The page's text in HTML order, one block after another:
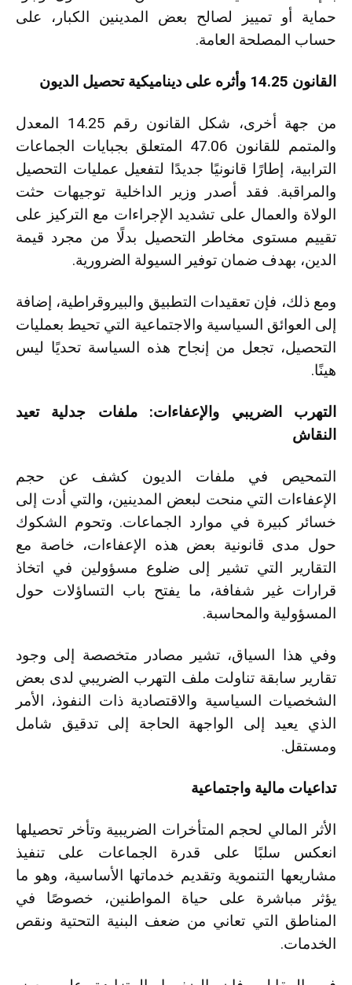
حماية أو تمييز لصالح بعض المدينين الكبار، على
حساب المصلحة العامة.
القانون 14.25 وأثره على ديناميكية تحصيل الديون
من جهة أخرى، شكل القانون رقم 14.25 المعدل
والمتمم للقانون 47.06 المتعلق بجبايات الجماعات
الترابية، إطارًا قانونيًا جديدًا لتفعيل عمليات التحصيل
والمراقبة. فقد أصدر وزير الداخلية توجيهات حثت
الولاة والعمال على تشديد الإجراءات مع التركيز على
تقييم مستوى مخاطر التحصيل بدلًا من مجرد قيمة
الدين، بهدف ضمان توفير السيولة الضرورية.
ومع ذلك، فإن تعقيدات التطبيق والبيروقراطية، إضافة
إلى العوائق السياسية والاجتماعية التي تحيط بعمليات
التحصيل، تجعل من إنجاح هذه السياسة تحديًا ليس
هينًا.
التهرب الضريبي والإعفاءات: ملفات جدلية تعيد
النقاش
التمحيص في ملفات الديون كشف عن حجم
الإعفاءات التي منحت لبعض المدينين، والتي أدت إلى
خسائر كبيرة في موارد الجماعات. وتحوم الشكوك
حول مدى قانونية بعض هذه الإعفاءات، خاصة مع
التقارير التي تشير إلى ضلوع مسؤولين في اتخاذ
قرارات غير شفافة، ما يفتح باب التساؤلات حول
المسؤولية والمحاسبة.
وفي هذا السياق، تشير مصادر متخصصة إلى وجود
تقارير سابقة تناولت ملف التهرب الضريبي لدى بعض
الشخصيات السياسية والاقتصادية ذات النفوذ، الأمر
الذي يعيد إلى الواجهة الحاجة إلى تدقيق شامل
ومستقل.
تداعيات مالية واجتماعية
الأثر المالي لحجم المتأخرات الضريبية وتأخر تحصيلها
انعكس سلبًا على قدرة الجماعات على تنفيذ
مشاريعها التنموية وتقديم خدماتها الأساسية، وهو ما
يؤثر مباشرة على حياة المواطنين، خصوصًا في
المناطق التي تعاني من ضعف البنية التحتية ونقص
الخدمات.